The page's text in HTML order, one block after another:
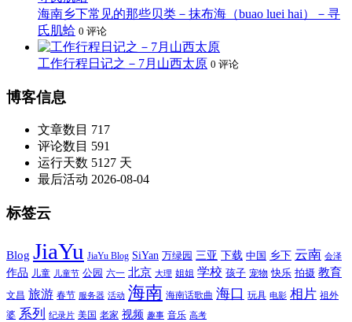
海南乡下常见的那些贝类－抹布海（buao luei hai）－寻
氏肌蛤 0 评论
工作行程日记之－7月山西太原 0 评论
博客信息
文章数目 717
评论数目 591
运行天数 5127 天
最后活动 2026-08-04
标签云
Blog JiaYu JiaYu Blog SiYan 万绿园 三亚 下载 中国 乡下 云南 会泽
作品 儿童 儿童节 公园 六一 北京 大理 姐姐 学校 孩子 宠物 快乐 拍摄 教育
文昌 旅游 春节 服务器 活动 海南 海南话歌曲 海口 玩具 电影 相片 祖外
婆 系列 纪录片 美国 老家 视频 趣事 音乐 高考